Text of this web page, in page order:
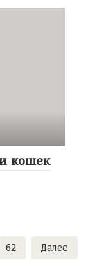
кошек
62 Далее